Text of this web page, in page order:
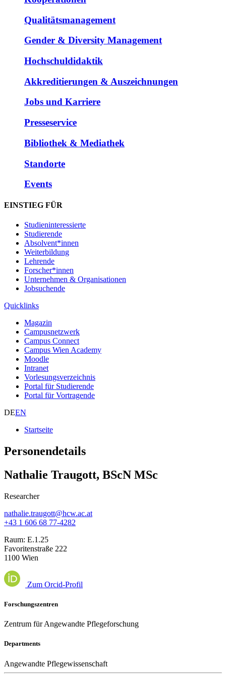
Qualitätsmanagement
Gender & Diversity Management
Hochschuldidaktik
Akkreditierungen & Auszeichnungen
Jobs und Karriere
Presseservice
Bibliothek & Mediathek
Standorte
Events
EINSTIEG FÜR
Studieninteressierte
Studierende
Absolvent*innen
Weiterbildung
Lehrende
Forscher*innen
Unternehmen & Organisationen
Jobsuchende
Quicklinks
Magazin
Campusnetzwerk
Campus Connect
Campus Wien Academy
Moodle
Intranet
Vorlesungsverzeichnis
Portal für Studierende
Portal für Vortragende
DEEN
Startseite
Personendetails
Nathalie Traugott, BScN MSc
Researcher
nathalie.traugott@hcw.ac.at
+43 1 606 68 77-4282
Raum: E.1.25
Favoritenstraße 222
1100 Wien
Zum Orcid-Profil
Forschungszentren
Zentrum für Angewandte Pflegeforschung
Departments
Angewandte Pflegewissenschaft